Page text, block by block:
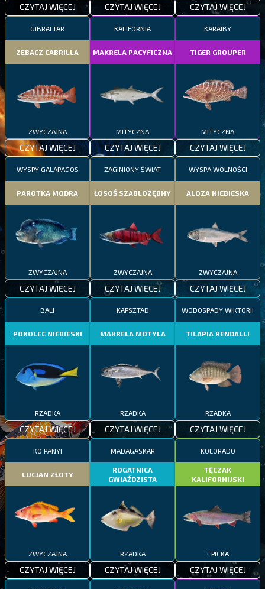
CZYTAJ WIĘCEJ CZYTAJ WIĘCEJ CZYTAJ WIĘCEJ
GIBRALTAR
ZĘBACZ CABRILLA
ZWYCZAJNA
CZYTAJ WIĘCEJ
KALIFORNIA
MAKRELA PACYFICZNA
MITYCZNA
CZYTAJ WIĘCEJ
KARAIBY
TIGER GROUPER
MITYCZNA
CZYTAJ WIĘCEJ
WYSPY GALAPAGOS
PAROTKA MODRA
ZWYCZAJNA
CZYTAJ WIĘCEJ
ZAGINIONY ŚWIAT
ŁOSOŚ SZABLOZĘBNY
ZWYCZAJNA
CZYTAJ WIĘCEJ
WYSPA WOLNOŚCI
ALOZA NIEBIESKA
ZWYCZAJNA
CZYTAJ WIĘCEJ
BALI
POKOLEC NIEBIESKI
RZADKA
CZYTAJ WIĘCEJ
KAPSZTAD
MAKRELA MOTYLA
RZADKA
CZYTAJ WIĘCEJ
WODOSPADY WIKTORII
TILAPIA RENDALLI
RZADKA
CZYTAJ WIĘCEJ
KO PANYI
LUCJAN ZŁOTY
ZWYCZAJNA
CZYTAJ WIĘCEJ
MADAGASKAR
ROGATNICA
GWIAŹDZISTA
RZADKA
CZYTAJ WIĘCEJ
KOLORADO
TĘCZAK
KALIFORNIJSKI
EPICKA
CZYTAJ WIĘCEJ